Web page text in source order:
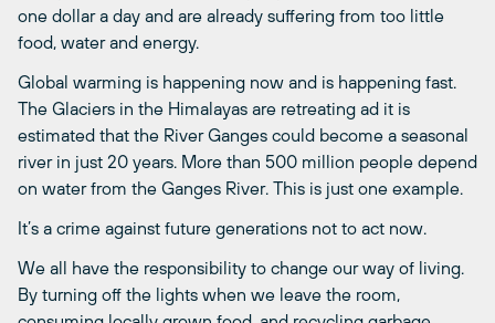
one dollar a day and are already suffering from too little
food, water and energy.
Global warming is happening now and is happening fast.
The Glaciers in the Himalayas are retreating ad it is
estimated that the River Ganges could become a seasonal
river in just 20 years. More than 500 million people depend
on water from the Ganges River. This is just one example.
It’s a crime against future generations not to act now.
We all have the responsibility to change our way of living.
By turning off the lights when we leave the room,